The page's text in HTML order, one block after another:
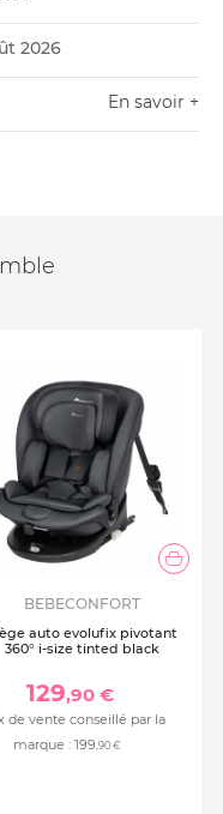
2026
En savoir +
BEBECONFORT
auto evolufix pivotant
360° i-size tinted black
129,90 €
de vente conseillé par la
marque : 199,90 €